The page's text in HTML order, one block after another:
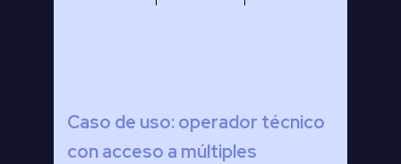
Caso de uso: operador técnico
con acceso a múltiples